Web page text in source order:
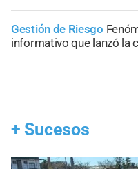
Gestión de Riesgo
informativo que lanzó la
+ Sucesos